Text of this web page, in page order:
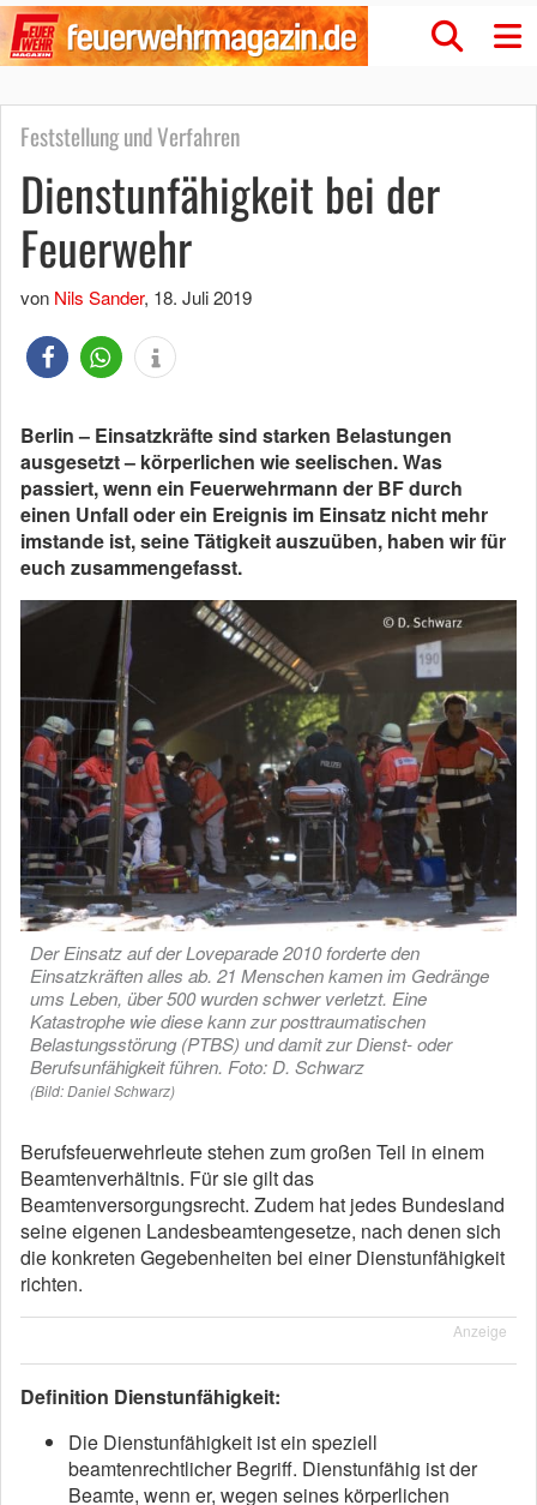
Feststellung und Verfahren
Dienstunfähigkeit bei der
Feuerwehr
von Nils Sander, 18. Juli 2019
Berlin – Einsatzkräfte sind starken Belastungen
ausgesetzt – körperlichen wie seelischen. Was
passiert, wenn ein Feuerwehrmann der BF durch
einen Unfall oder ein Ereignis im Einsatz nicht mehr
imstande ist, seine Tätigkeit auszuüben, haben wir für
euch zusammengefasst.
Der Einsatz auf der Loveparade 2010 forderte den
Einsatzkräften alles ab. 21 Menschen kamen im Gedränge
ums Leben, über 500 wurden schwer verletzt. Eine
Katastrophe wie diese kann zur posttraumatischen
Belastungsstörung (PTBS) und damit zur Dienst- oder
Berufsunfähigkeit führen. Foto: D. Schwarz
(Bild: Daniel Schwarz)
Berufsfeuerwehrleute stehen zum großen Teil in einem
Beamtenverhältnis. Für sie gilt das
Beamtenversorgungsrecht. Zudem hat jedes Bundesland
seine eigenen Landesbeamtengesetze, nach denen sich
die konkreten Gegebenheiten bei einer Dienstunfähigkeit
richten.
Anzeige
Definition Dienstunfähigkeit:
Die Dienstunfähigkeit ist ein speziell
beamtenrechtlicher Begriff. Dienstunfähig ist der
Beamte, wenn er, wegen seines körperlichen